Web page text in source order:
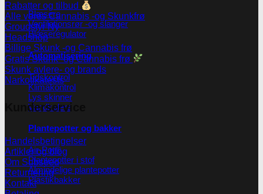
Blæsere
Ventilationsrør -og slanger
Blæseregulator
Automatisering
Tidskontrol
Klimakontrol
Lys skinner
Vandkølere
Plantepotter og bakker
Air-Pot®
Plantepotter i stof
Almindelige plantepotter
Plastikbakker
Rabatter og tilbud
Alle vores Cannabis -og Skunkfrø
Groudstyr
Headshop
Billige Skunk -og Cannabis frø
Gratis Skunk -og Cannabis frø
Skunk avlere- og brands
Narkotikatests
Kunderservice
Handelsbetingelser
Artikler og blog
Om Subseed
Returnering
Kontakt